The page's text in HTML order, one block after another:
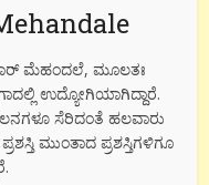
ಮೆಹಂದಲೆ, ಮೂಲತಃ
ಉದ್ಯೋಗಿಯಾಗಿದ್ದಾರೆ.
ಸೆರಿದಂತೆ ಹಲವಾರು
ಮುಂತಾದ ಪ್ರಶಸ್ತಿಗಳಿಗೂ